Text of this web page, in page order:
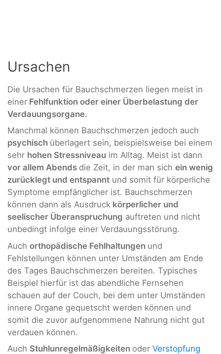
Ursachen
Die Ursachen für Bauchschmerzen liegen meist in
einer Fehlfunktion oder einer Überbelastung der
Verdauungsorgane.
Manchmal können Bauchschmerzen jedoch auch
psychisch überlagert sein, beispielsweise bei einem
sehr hohen Stressniveau im Alltag. Meist ist dann
vor allem Abends die Zeit, in der man sich ein wenig
zurücklegt und entspannt und somit für körperliche
Symptome empfänglicher ist. Bauchschmerzen
können dann als Ausdruck körperlicher und
seelischer Überanspruchung auftreten und nicht
unbedingt infolge einer Verdauungsstörung.
Auch orthopädische Fehlhaltungen und
Fehlstellungen können unter Umständen am Ende
des Tages Bauchschmerzen bereiten. Typisches
Beispiel hierfür ist das abendliche Fernsehen
schauen auf der Couch, bei dem unter Umständen
innere Organe gequetscht werden können und
somit die zuvor aufgenommene Nahrung nicht gut
verdauen können.
Auch Stuhlunregelmäßigkeiten oder Verstopfung